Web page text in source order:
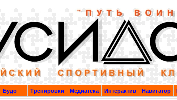
Будо Тренировки Медиатека Интерактив Навигатор